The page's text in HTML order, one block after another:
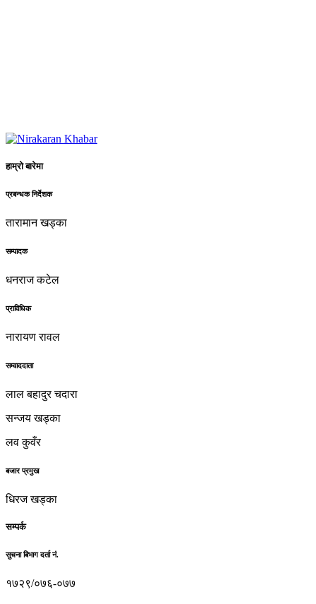
हाम्रो बारेमा
प्रबन्धक निर्देशक
तारामान खड्का
सम्पादक
धनराज कटेल
प्राविधिक
नारायण रावल
सम्वाददाता
लाल बहादुर चदारा
सन्जय खड्का
लव कुवँर
बजार प्रमुख
धिरज खड्का
सम्पर्क
सुचना बिभाग दर्ता नं.
१७२९/०७६-०७७